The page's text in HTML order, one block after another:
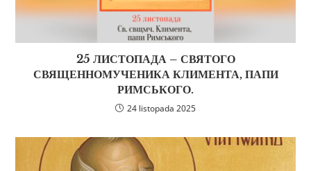
25 ЛИСТОПАДА – СВЯТОГО
СВЯЩЕННОМУЧЕНИКА КЛИМЕНТА, ПАПИ
РИМСЬКОГО.
24 listopada 2025